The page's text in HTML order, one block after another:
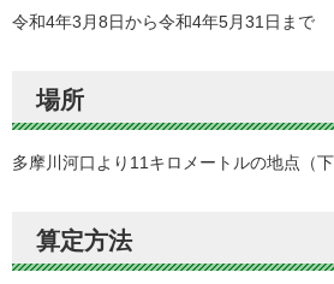
令和4年3月8日から令和4年5月31日まで
場所
多摩川河口より11キロメートルの地点（下
算定方法